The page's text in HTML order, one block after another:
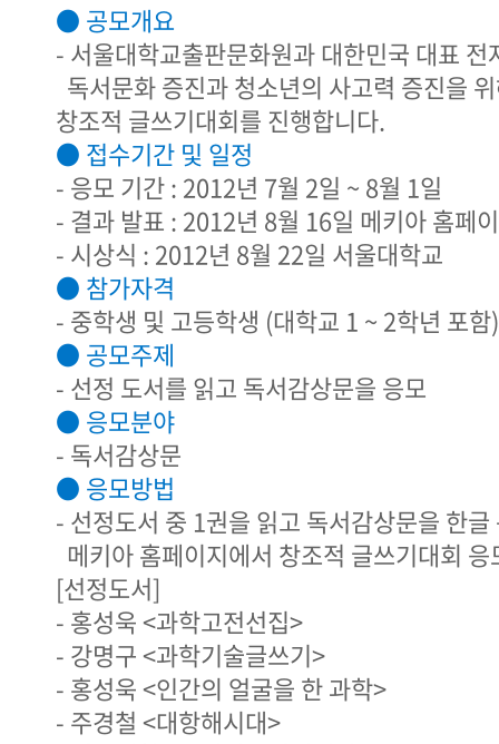
● 공모개요
- 서울대학교출판문화원과 대한민국 대표 전
독서문화 증진과 청소년의 사고력 증진을
창조적 글쓰기대회를 진행합니다.
● 접수기간 및 일정
- 응모 기간 : 2012년 7월 2일 ~ 8월 1일
- 결과 발표 : 2012년 8월 16일 메키아 홈페
- 시상식 : 2012년 8월 22일 서울대학교
● 참가자격
- 중학생 및 고등학생 (대학교 1 ~ 2학년 포함)
● 공모주제
- 선정 도서를 읽고 독서감상문을 응모
● 응모분야
- 독서감상문
● 응모방법
- 선정도서 중 1권을 읽고 독서감상문을 한
메키아 홈페이지에서 창조적 글쓰기대회 응
[선정도서]
- 홍성욱 <과학고전선집>
- 강명구 <과학기술글쓰기>
- 홍성욱 <인간의 얼굴을 한 과학>
- 주경철 <대항해시대>